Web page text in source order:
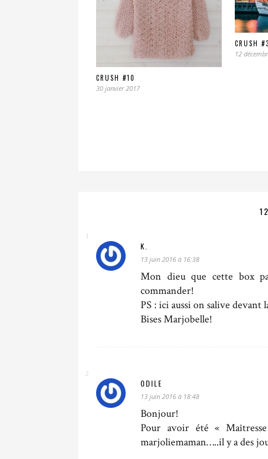
CRUSH #10
30 janvier 2017
CRUSH
12
K.
13 juin 2016 à 16:38
Mon dieu que cette box
commander!
PS : ici aussi on salive devant
Bises Marjobelle!
ODILE
13 juin 2016 à 18:48
Bonjour!
Pour avoir été «
marjoliemaman…..il y a des